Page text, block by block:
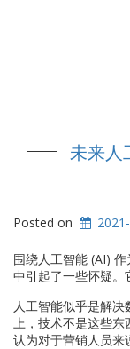
未来人
Posted on
围绕人工智能 (AI)
中引起了一些怀疑。
人工智能似乎是解
上，技术不是这些东
认为对于营销人员来